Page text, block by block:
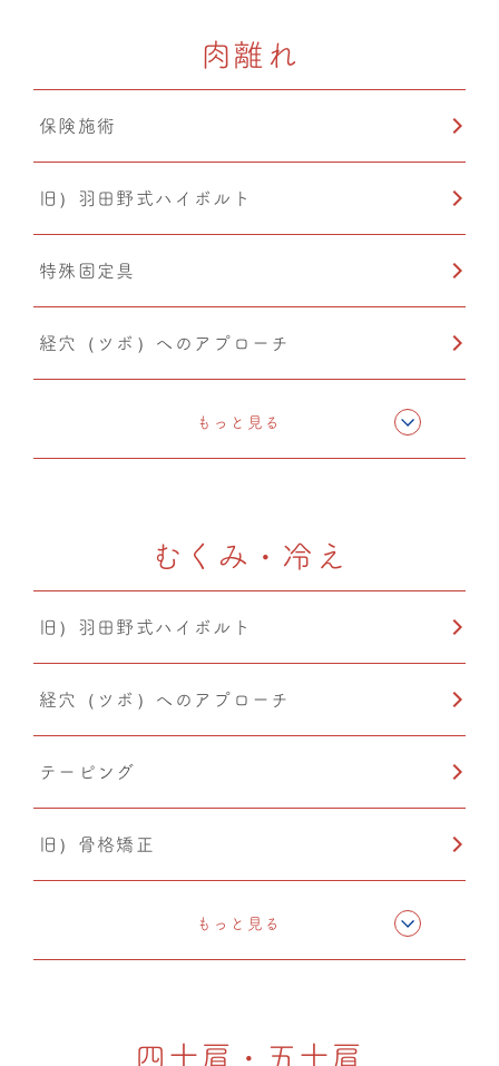
肉離れ
保険施術
旧）羽田野式ハイボルト
特殊固定具
経穴（ツボ）へのアプローチ
もっと見る
むくみ・冷え
旧）羽田野式ハイボルト
経穴（ツボ）へのアプローチ
テーピング
旧）骨格矯正
CMC筋膜ストレッチ（リリース）
もっと見る
四十肩・五十肩